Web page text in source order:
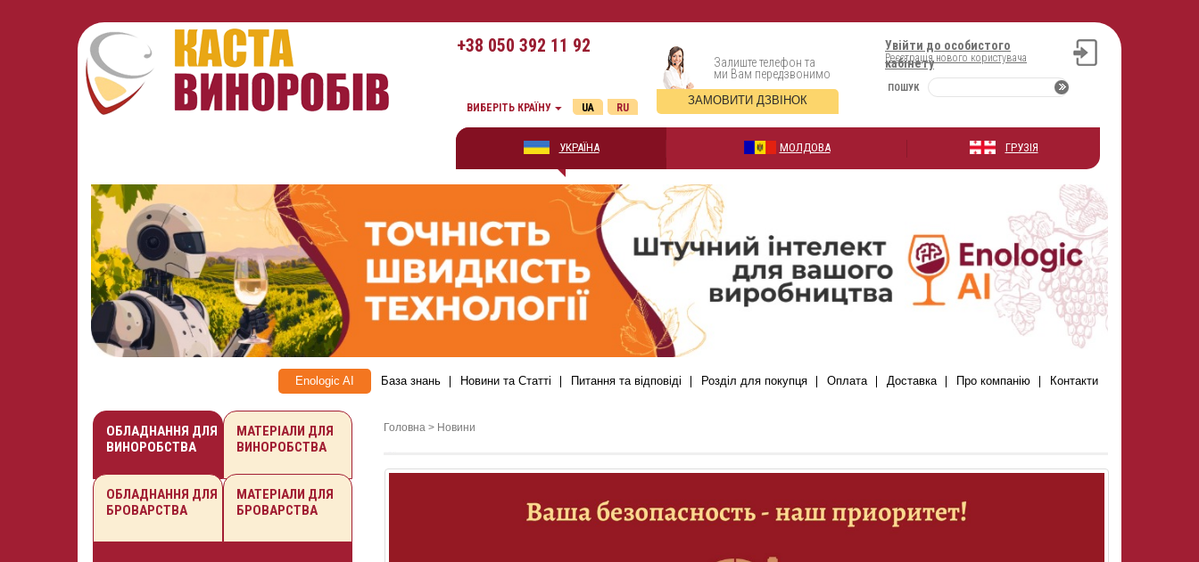
+38 050 392 11 92
Увійти до особистого
кабінету
Реєстрація нового користувача
ПОШУК
Залиште телефон та
ми Вам передзвонимо
ЗАМОВИТИ ДЗВІНОК
ВИБЕРІТЬ КРАЇНУ RU
UA
УКРАЇНА МОЛДОВА ГРУЗІЯ
Enologic AI База знань Новини та Статті Питання та відповіді Розділ для покупця Оплата Доставка Про компанію Контакти
Головна > Новини
ОБЛАДНАННЯ ДЛЯ
ВИНОРОБСТВА
МАТЕРІАЛИ ДЛЯ
ВИНОРОБСТВА
ОБЛАДНАННЯ ДЛЯ
БРОВАРСТВА
МАТЕРІАЛИ ДЛЯ
БРОВАРСТВА